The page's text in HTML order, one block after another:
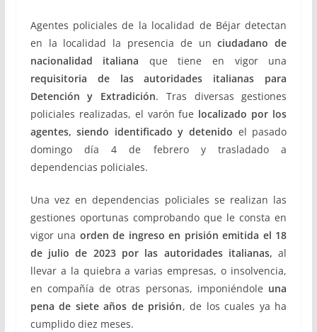
Agentes policiales de la localidad de Béjar detectan
en la localidad la presencia de unciudadano de
nacionalidad italiana que tiene en vigor una
requisitoria de las autoridades italianas para
Detención y Extradición. Tras diversas gestiones
policiales realizadas, el varón fue localizado por los
agentes, siendo identificado y detenido el pasado
domingo día 4 de febrero y trasladado a
dependencias policiales.
Una vez en dependencias policiales se realizan las
gestiones oportunas comprobando que le consta en
vigor una orden de ingreso en prisión emitida el 18
de julio de 2023 por las autoridades italianas, al
llevar a la quiebra a varias empresas, o insolvencia,
en compañía de otras personas, imponiéndole una
pena de siete años de prisión, de los cuales ya ha
cumplido diez meses.